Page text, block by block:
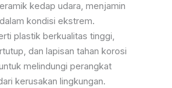
kedap udara, menjamin
kondisi ekstrem.
plastik berkualitas tinggi,
dan lapisan tahan korosi
melindungi perangkat
kerusakan lingkungan.